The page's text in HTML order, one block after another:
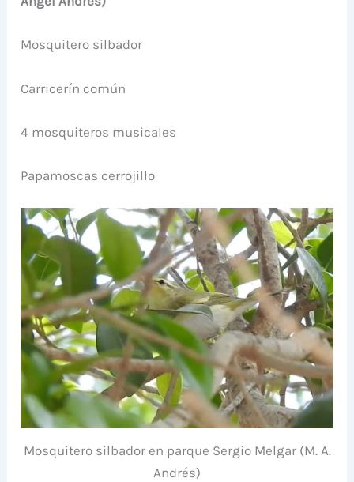
Mosquitero silbador
Carricerín común
4 mosquiteros musicales
Papamoscas cerrojillo
Mosquitero silbador en parque Sergio Melgar (M. A.
Andrés)